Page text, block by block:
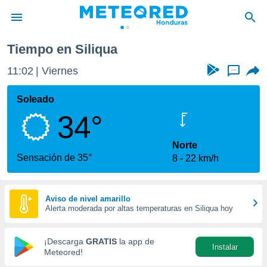
de
ha sido
calidad.
a este
las
y
forma
digital
basada
Tiempo en Siliqua
11:02 Viernes ...
Soleado
34°
Sensación de 35°
Norte
8
22 km/h
Aviso de nivel amarillo
Alerta moderada por altas temperaturas en Siliqua hoy
¡Descarga GRATIS la app de
Meteored!
Instalar